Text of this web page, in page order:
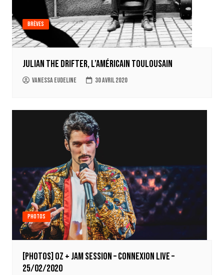
Brèves
Julian the Drifter, l’américain toulousain
Vanessa Eudeline 30 avril 2020
Photos
[Photos] OZ + Jam Session – Connexion Live –
25/02/2020